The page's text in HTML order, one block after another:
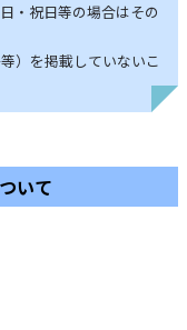
・祝日等の場合はその
）を掲載していないこ
いて